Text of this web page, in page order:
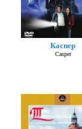
Каспер
Casper